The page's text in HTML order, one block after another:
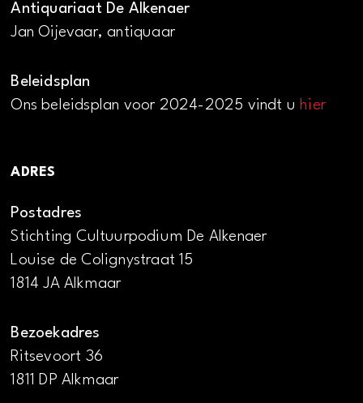
Antiquariaat De Alkenaer
Jan Oijevaar, antiquaar
Beleidsplan
Ons beleidsplan voor 2024-2025 vindt u hier
ADRES
Postadres
Stichting Cultuurpodium De Alkenaer
Louise de Colignystraat 15
1814 JA Alkmaar
Bezoekadres
Ritsevoort 36
1811 DP Alkmaar